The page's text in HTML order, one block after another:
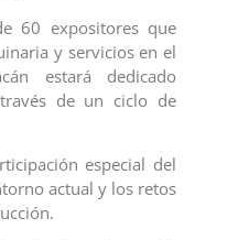
60 expositores que
y servicios en el
estará dedicado
de un ciclo de
especial del
actual y los retos